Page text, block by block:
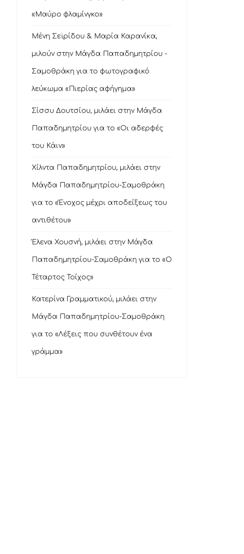
«Μαύρο φλαμίνγκο»
Μένη Σεϊρίδου & Μαρία Καρανίκα,
μιλούν στην Μάγδα Παπαδημητρίου -
Σαμοθράκη για το φωτογραφικό
λεύκωμα «Πιερίας αφήγημα»
Σίσσυ Δουτσίου, μιλάει στην Μάγδα
Παπαδημητρίου για το «Οι αδερφές
του Κάιν»
Χίλντα Παπαδημητρίου, μιλάει στην
Μάγδα Παπαδημητρίου-Σαμοθράκη
για το «Ένοχος μέχρι αποδείξεως του
αντιθέτου»
Έλενα Χουσνή, μιλάει στην Μάγδα
Παπαδημητρίου-Σαμοθράκη για το «Ο
Τέταρτος Τοίχος»
Κατερίνα Γραμματικού, μιλάει στην
Μάγδα Παπαδημητρίου-Σαμοθράκη
για το «Λέξεις που συνθέτουν ένα
γράμμα»